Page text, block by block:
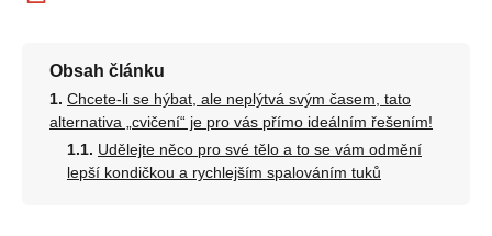
Obsah článku
Chcete-li se hýbat, ale neplýtvá svým časem, tato
alternativa „cvičení“ je pro vás přímo ideálním řešením!
Udělejte něco pro své tělo a to se vám odmění
lepší kondičkou a rychlejším spalováním tuků